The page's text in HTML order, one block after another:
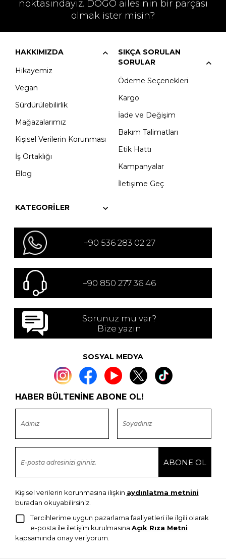
noktasındayız. DOGO ailesinin bir parçası
olmak ister misin?
HAKKIMIZDA
Hikayemiz
Vegan
Sürdürülebilirlik
Mağazalarımız
Kişisel Verilerin Korunması
İş Ortaklığı
Blog
SIKÇA SORULAN
SORULAR
Ödeme Seçenekleri
Kargo
İade ve Değişim
Bakım Talimatları
Etik Hattı
Kampanyalar
İletişime Geç
KATEGORILER
+90 536 283 02 27
+90 850 277 36 46
Sorunuz mu var?
Bize yazın
SOSYAL MEDYA
HABER BÜLTENİNE ABONE OL!
Kişisel verilerin korunmasına ilişkin aydınlatma metnini
buradan okuyabilirsiniz.
Tercihlerime uygun pazarlama faaliyetleri ile ilgili olarak
e-posta ile iletişim kurulmasına Açık Rıza Metni
kapsamında onay veriyorum.